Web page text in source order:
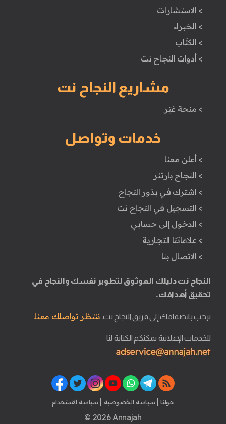
> الاستشارات
> الخبراء
> الكتَاب
> أدوات النجاح نت
مشاريع النجاح نت
> منحة غيّر
خدمات وتواصل
> أعلن معنا
> النجاح بارتنر
> اشترك في بذور النجاح
> التسجيل في النجاح نت
> الدخول إلى حسابي
> علاماتنا التجارية
> الاتصال بنا
النجاح نت دليلك الموثوق لتطوير نفسك والنجاح في
تحقيق أهدافك.
نرحب بانضمامك إلى فريق النجاح نت. ننتظر تواصلك معنا.
للخدمات الإعلانية يمكنكم الكتابة لنا
حولنا | سياسة الخصوصية | سياسة الاستخدام
© 2026 Annajah